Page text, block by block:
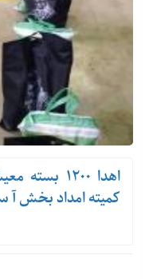
اهدا ۱۲۰۰
کمیته امداد بخش آ